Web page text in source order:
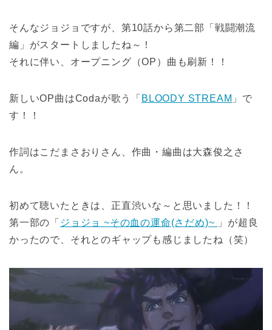
そんなジョジョですが、第10話から第二部「戦闘潮流
編」がスタートしましたね～！
それに伴い、オープニング（OP）曲も刷新！！
新しいOP曲はCodaが歌う「 BLOODY STREAM 」で
す！！
作詞はこだまさおりさん、作曲・編曲は大森俊之さ
ん。
初めて聴いたときは、正直渋いな～と思いました！！
第一部の「 ジョジョ ~その血の運命(さだめ)~
」が超良
かったので、それとのギャップも感じましたね（笑）